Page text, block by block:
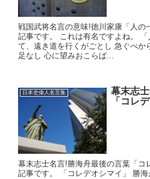
戦国武将名言の意味!徳川家康「人
記事です。 これは有名ですよね。
て、遠き道を行くがごとし 急ぐべか
足なし 心に望みおこらば...
日本史偉人名言集
幕末志
「コレ
幕末志士名言!勝海舟最後の言葉「コ
記事です。 「コレデオシマイ」 勝